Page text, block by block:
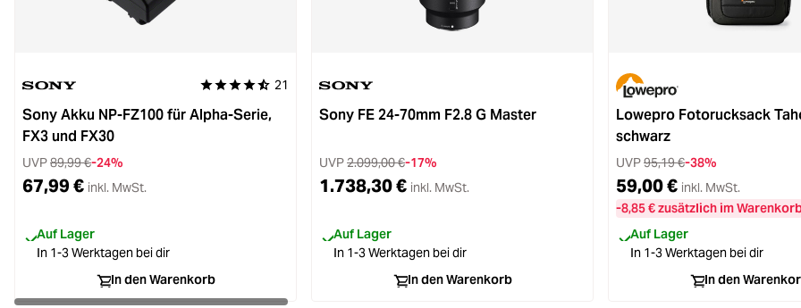
Durchschnittliche Bewertung von 4.8 von 5 Sternen
21
Sony Akku NP-FZ100 für Alpha-Serie,
FX3 und FX30
UVP89,99 €-24%
67,99 € inkl. MwSt.
Auf Lager
In 1-3 Werktagen bei dir
In den Warenkorb
Sony FE 24-70mm F2.8 G Master
UVP2.099,00 €-17%
1.738,30 € inkl. MwSt.
Auf Lager
In 1-3 Werktagen bei dir
In den Warenkorb
Lowepro Fotorucksack
schwarz
UVP95,19 €-38%
59,00 € inkl. MwSt.
-8,85 € zusätzlich im
Auf Lager
In 1-3 Werktagen bei dir
In den